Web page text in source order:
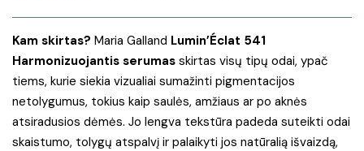
Kam skirtas? Maria Galland Lumin’Éclat 541
Harmonizuojantis serumas skirtas visų tipų odai, ypač
tiems, kurie siekia vizualiai sumažinti pigmentacijos
netolygumus, tokius kaip saulės, amžiaus ar po aknės
atsiradusios dėmės. Jo lengva tekstūra padeda suteikti odai
skaistumo, tolygų atspalvį ir palaikyti jos natūralią išvaizdą,